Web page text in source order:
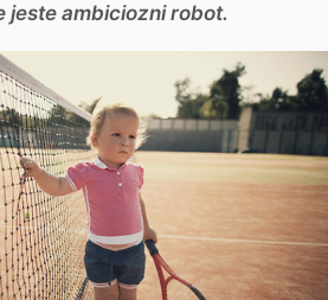
jeste ambiciozni robot.